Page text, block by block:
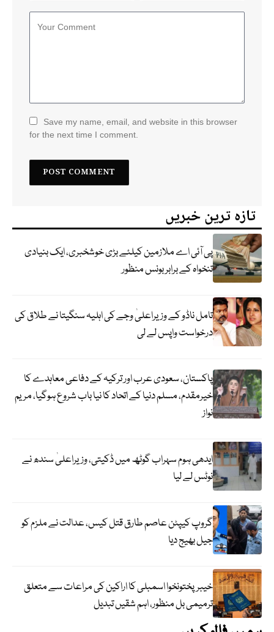
Save my name, email, and website in this browser
for the next time I comment.
تازہ ترین خبریں
پی آئی اے ملازمین کیلئے بڑی خوشخبری، ایک بنیادی
تنخواہ کے برابر بونس منظور
تامل ناڈو کے وزیراعلیٰ وجے کی اہلیہ سنگیتا نے طلاق کی
درخواست واپس لے لی
پاکستان، سعودی عرب اور ترکیہ کے دفاعی معاہدے کا
خیرمقدم، مسلم دنیا کے اتحاد کا نیا باب شروع ہوگیا، مریم
نواز
ایدھی ہوم سہراب گوٹھ میں ڈکیتی، وزیراعلیٰ سندھ نے
نوٹس لے لیا
گروپ کیپٹن عاصم طارق قتل کیس، عدالت نے ملزم کو
جیل بھیج دیا
خیبرپختونخوا اسمبلی کا اراکین کی مراعات سے متعلق
ترمیمی بل منظور، اہم شقیں تبدیل